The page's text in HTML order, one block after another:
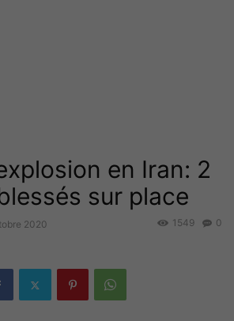
en Iran: 2
sur place
2020 0
1549